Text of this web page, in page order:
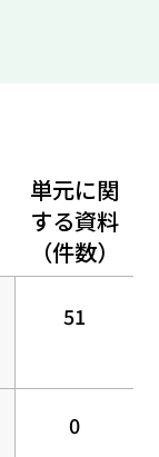
単元に関
する資料
（件数）
51
0